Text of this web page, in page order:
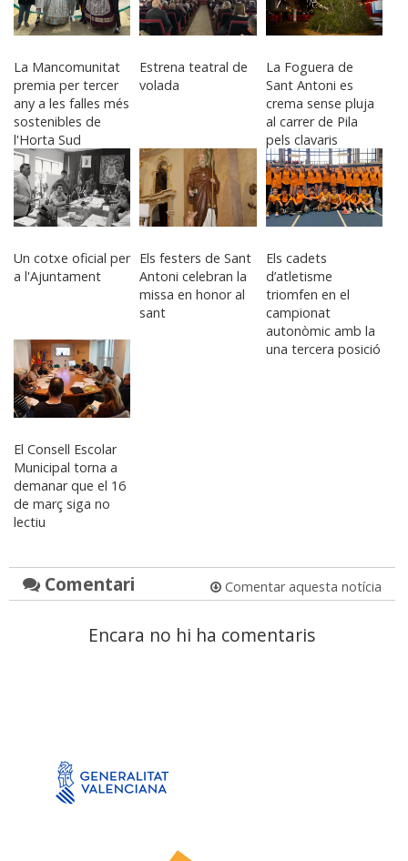
La Mancomunitat
premia per tercer
any a les falles més
sostenibles de
l'Horta Sud
Estrena teatral de
volada
La Foguera de
Sant Antoni es
crema sense pluja
al carrer de Pila
pels clavaris
Un cotxe oficial per
a l'Ajuntament
Els festers de Sant
Antoni celebran la
missa en honor al
sant
Els cadets
d’atletisme
triomfen en el
campionat
autonòmic amb la
una tercera posició
El Consell Escolar
Municipal torna a
demanar que el 16
de març siga no
lectiu
Comentari Comentar aquesta notícia
Encara no hi ha comentaris